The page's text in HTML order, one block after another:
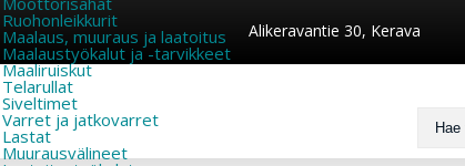
Alikeravantie 30, Kerava
Ruohonleikkurit
Maalaus, muuraus ja laatoitus
Maalaustyökalut ja -tarvikkeet
Maaliruiskut
Telarullat
Siveltimet
Varret ja jatkovarret
Lastat
Muurausvälineet